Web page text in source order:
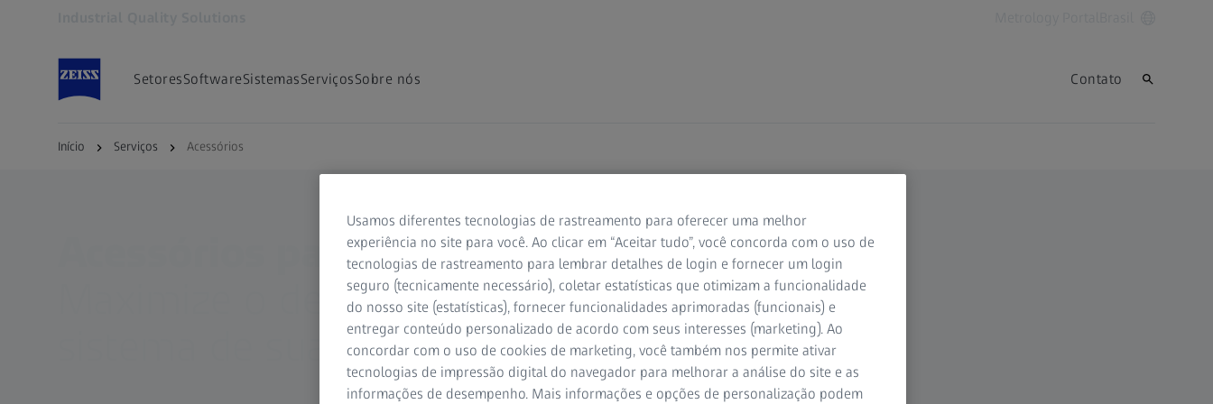
SetoresSoftwareSistemasServiçosSobre nós Contato
Início Serviços Acessórios
Acessórios para raios X
Maximize o desempenho do
sistema de sua máquina
Usamos diferentes tecnologias de rastreamento para oferecer uma melhor
experiência no site para você. Ao clicar em “Aceitar tudo”, você concorda com o uso de
tecnologias de rastreamento para lembrar detalhes de login e fornecer um login
seguro (tecnicamente necessário), coletar estatísticas que otimizam a funcionalidade
do nosso site (estatísticas), fornecer funcionalidades aprimoradas (funcionais) e
entregar conteúdo personalizado de acordo com seus interesses (marketing). Ao
concordar com o uso de cookies de marketing, você também nos permite ativar
tecnologias de impressão digital do navegador para melhorar a análise do site e as
informações de desempenho. Mais informações e opções de personalização podem